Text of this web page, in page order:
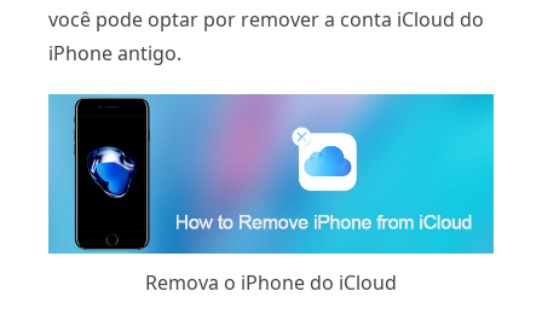
você pode optar por remover a conta iCloud do
iPhone antigo.
Remova o iPhone do iCloud